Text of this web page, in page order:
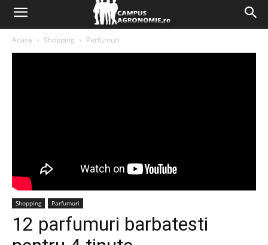
Acasa Shopping Parfumuri
Shopping Parfumuri
12 parfumuri barbatesti